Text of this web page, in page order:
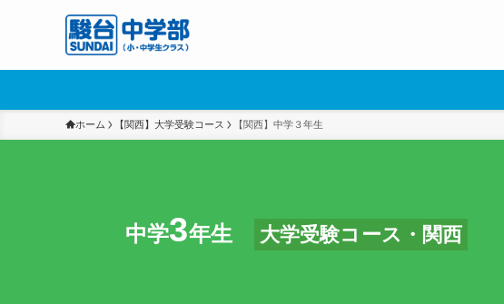
ホーム 【関西】大学受験コース 【関西】中学３年生
中学3年生 大学受験コース・関西